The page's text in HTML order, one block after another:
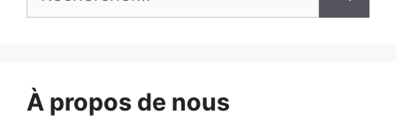
À propos de nous